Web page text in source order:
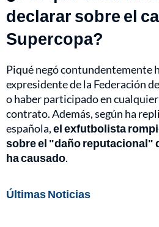
declarar sobre el
Supercopa?
Piqué negó contundentemente
expresidente de la Federación
o haber participado en
contrato. Además, según ha
española,el exfutbolista
sobre el "daño reputacional"
ha causado.
Últimas Noticias